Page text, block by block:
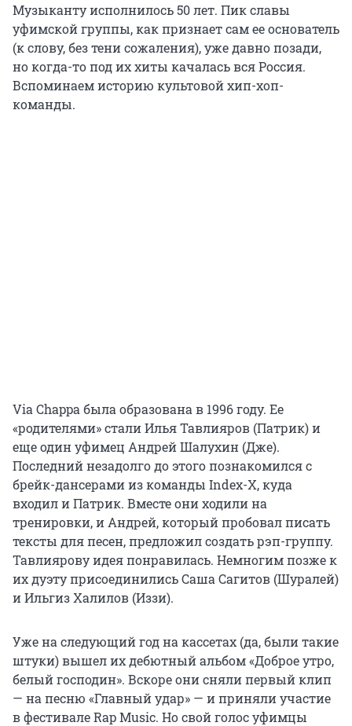
Музыканту исполнилось 50 лет. Пик славы
уфимской группы, как признает сам ее основатель
(к слову, без тени сожаления), уже давно позади,
но когда-то под их хиты качалась вся Россия.
Вспоминаем историю культовой хип-хоп-
команды.
Via Chappa была образована в 1996 году. Ее
«родителями» стали Илья Тавлияров (Патрик) и
еще один уфимец Андрей Шалухин (Дже).
Последний незадолго до этого познакомился с
брейк-дансерами из команды Index-X, куда
входил и Патрик. Вместе они ходили на
тренировки, и Андрей, который пробовал писать
тексты для песен, предложил создать рэп-группу.
Тавлиярову идея понравилась. Немногим позже к
их дуэту присоединились Саша Сагитов (Шуралей)
и Ильгиз Халилов (Иззи).
Уже на следующий год на кассетах (да, были такие
штуки) вышел их дебютный альбом «Доброе утро,
белый господин». Вскоре они сняли первый клип
— на песню «Главный удар» — и приняли участие
в фестивале Rap Music. Но свой голос уфимцы